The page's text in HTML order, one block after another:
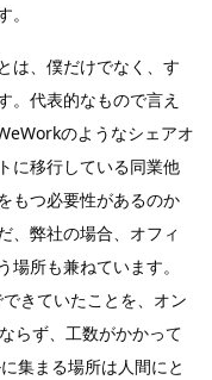
は、僕だけでなく、す
。代表的なもので言え
のようなシェアオ
に移行している同業他
もつ必要性があるのか
、弊社の場合、オフィ
所も兼ねています。
きていたことを、オン
らず、工数がかかって
集まる場所は人間にと